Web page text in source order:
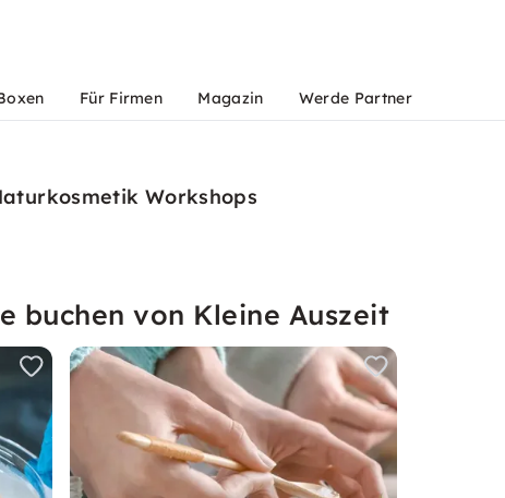
Für Firmen Magazin Werde Partner
Workshops
buchen von Kleine Auszeit